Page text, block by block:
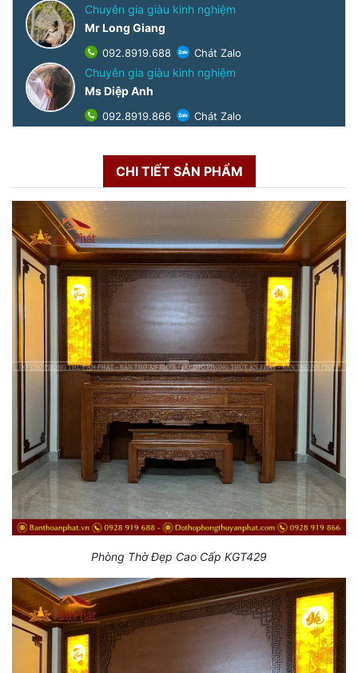
Chuyên gia giàu kinh nghiệm
Mr Long Giang
092.8919.688 Chát Zalo
Chuyên gia giàu kinh nghiệm
Ms Diệp Anh
092.8919.866 Chát Zalo
CHI TIẾT SẢN PHẨM
Phòng Thờ Đẹp Cao Cấp KGT429